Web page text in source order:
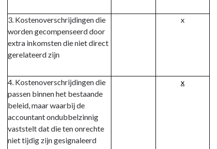
3. Kostenoverschrijdingen die
worden gecompenseerd door
extra inkomsten die niet direct
gerelateerd zijn
x
4. Kostenoverschrijdingen die
passen binnen het bestaande
beleid, maar waarbij de
accountant ondubbelzinnig
vaststelt dat die ten onrechte
niet tijdig zijn gesignaleerd
x